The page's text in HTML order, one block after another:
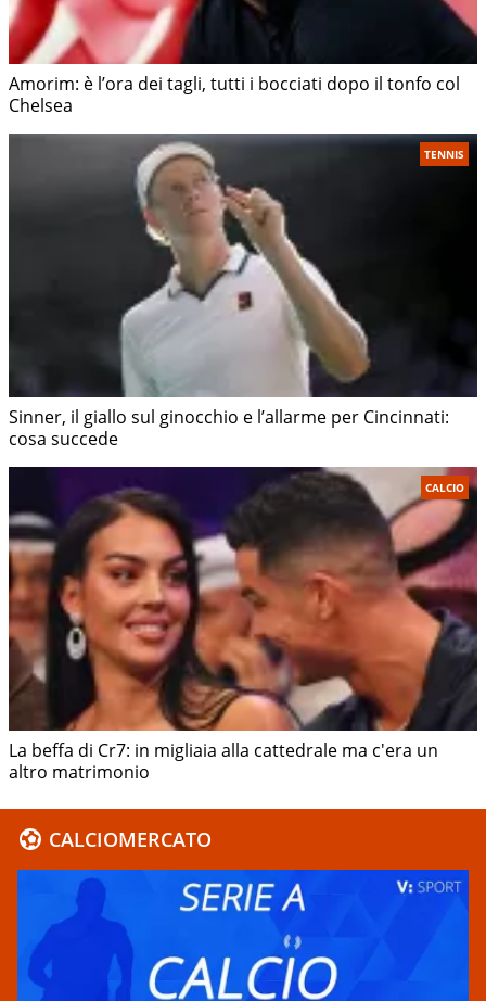
Amorim: è l’ora dei tagli, tutti i bocciati dopo il tonfo col
Chelsea
TENNIS
Sinner, il giallo sul ginocchio e l’allarme per Cincinnati:
cosa succede
CALCIO
La beffa di Cr7: in migliaia alla cattedrale ma c'era un
altro matrimonio
CALCIOMERCATO